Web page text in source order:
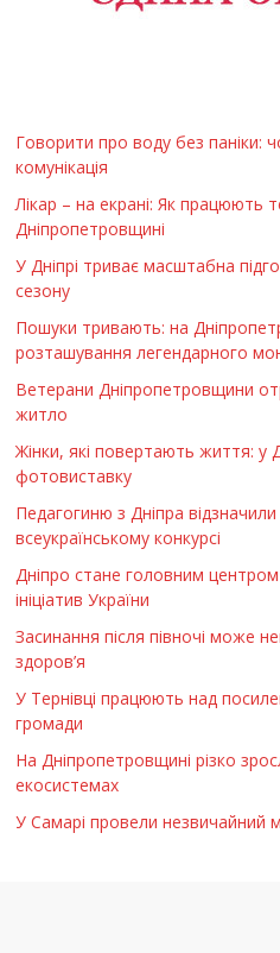
Говорити про воду без паніки:
комунікація
Лікар – на екрані: Як працюють
Дніпропетровщині
У Дніпрі триває масштабна
сезону
Пошуки тривають: на
розташування легендарного
Ветерани Дніпропетровщини
житло
Жінки, які повертають життя: у
фотовиставку
Педагогиню з Дніпра
всеукраїнському конкурсі
Дніпро стане головним
ініціатив України
Засинання після півночі може
здоров’я
У Тернівці працюють над
громади
На Дніпропетровщині різко
екосистемах
У Самарі провели незвичайний